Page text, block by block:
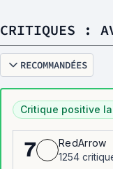
CRITIQUES :
RECOMMANDÉES
Critique positive
7
RedArrow
1254